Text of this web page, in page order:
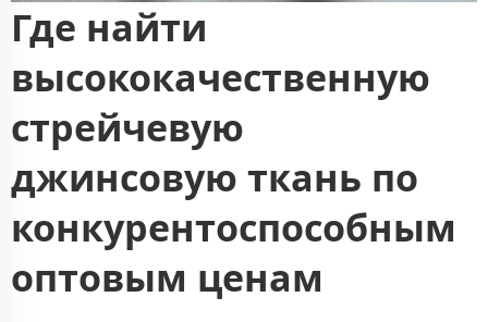
Где найти
высококачественную
стрейчевую
джинсовую ткань по
конкурентоспособным
оптовым ценам